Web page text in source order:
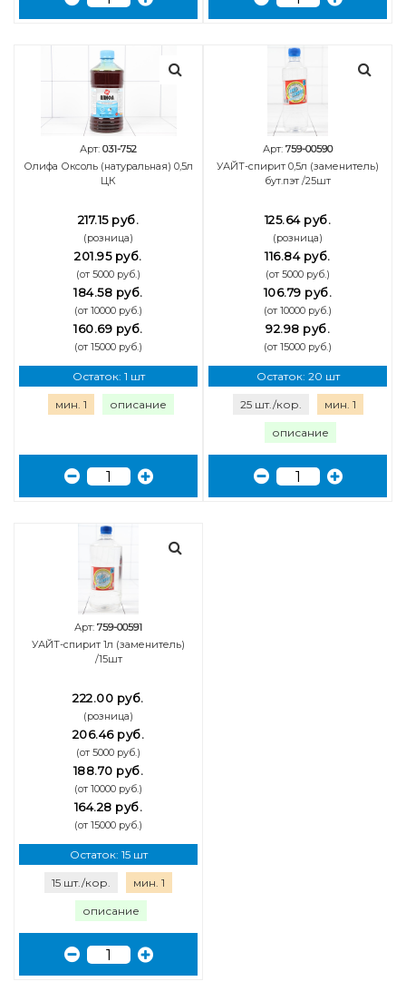
Арт: 031-752
Олифа Оксоль (натуральная) 0,5л
ЦК
217.15 руб.
(розница)
201.95 руб.
(от 5000 руб.)
184.58 руб.
(от 10000 руб.)
160.69 руб.
(от 15000 руб.)
Остаток: 1 шт
мин. 1 описание
Арт: 759-00590
УАЙТ-спирит 0,5л (заменитель)
бут.пэт /25шт
125.64 руб.
(розница)
116.84 руб.
(от 5000 руб.)
106.79 руб.
(от 10000 руб.)
92.98 руб.
(от 15000 руб.)
Остаток: 20 шт
25 шт./кор. мин. 1
описание
Арт: 759-00591
УАЙТ-спирит 1л (заменитель)
/15шт
222.00 руб.
(розница)
206.46 руб.
(от 5000 руб.)
188.70 руб.
(от 10000 руб.)
164.28 руб.
(от 15000 руб.)
Остаток: 15 шт
15 шт./кор. мин. 1
описание